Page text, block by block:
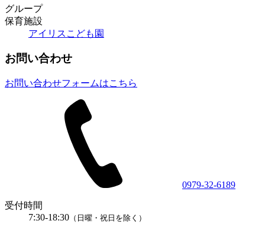
グループ
保育施設
アイリスこども園
お問い合わせ
お問い合わせフォームはこちら
0979-32-6189
受付時間
7:30-18:30 （日曜・祝日を除く）